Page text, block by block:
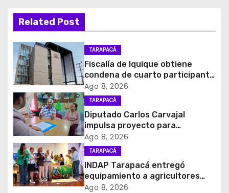
a
c
i
ó
n
d
e
e
n
Related Post
TARAPACÁ
Fiscalía de Iquique obtiene
condena de cuarto participante
en violento asalto a
comerciante
Ago 8, 2026
TARAPACÁ
Diputado Carlos Carvajal
impulsa proyecto para
homenajear en vida al campeón
mundial Raúl Choque
Ago 8, 2026
TARAPACÁ
INDAP Tarapacá entregó
equipamiento a agricultores
para prevenir la mosca de la
Ago 8, 2026